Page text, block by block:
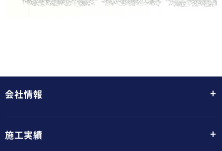
会社情報 +
施工実績 +